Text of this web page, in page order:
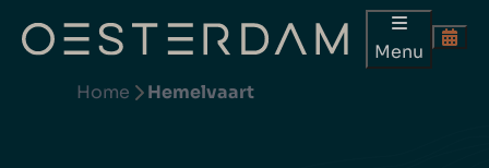
Menu
Home
Hemelvaart